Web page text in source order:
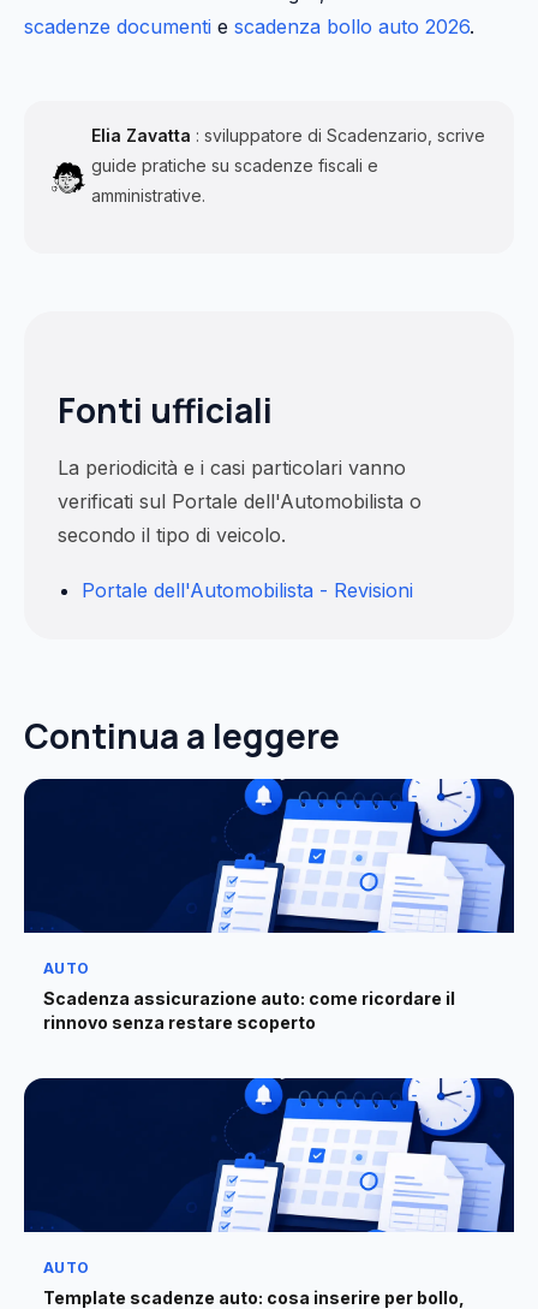
scadenze documenti e scadenza bollo auto 2026.
Elia Zavatta : sviluppatore di Scadenzario, scrive
guide pratiche su scadenze fiscali e
amministrative.
Fonti ufficiali
La periodicità e i casi particolari vanno
verificati sul Portale dell'Automobilista o
secondo il tipo di veicolo.
Portale dell'Automobilista - Revisioni
Continua a leggere
AUTO
Scadenza assicurazione auto: come ricordare il
rinnovo senza restare scoperto
AUTO
Template scadenze auto: cosa inserire per bollo,